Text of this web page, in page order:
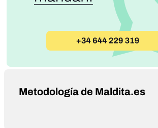
Metodología de Maldita.es